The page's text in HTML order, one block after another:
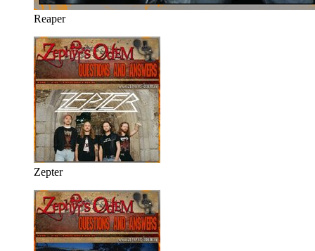
Reaper
Zepter